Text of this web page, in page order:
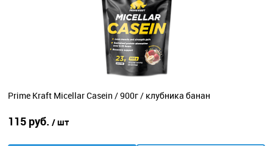
Prime Kraft Micellar Casein / 900г / клубника банан
115 руб. / шт